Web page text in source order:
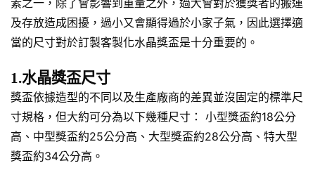
及存放造成困擾，過小又會顯得過於小家子氣，因此選擇適
當的尺寸對於訂製客製化水晶獎盃是十分重要的。
1.水晶獎盃尺寸
獎盃依據造型的不同以及生產廠商的差異並沒固定的標準尺
寸規格，但大約可分為以下幾種尺寸： 小型獎盃約18公分
高、中型獎盃約25公分高、大型獎盃約28公分高、特大型
獎盃約34公分高。